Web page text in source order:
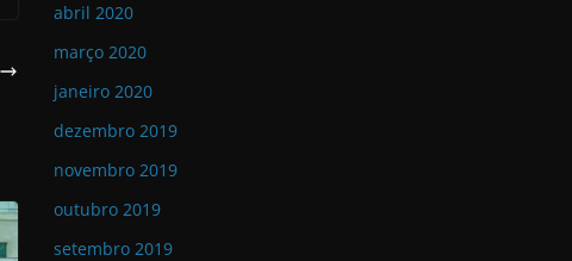
abril 2020
março 2020
janeiro 2020
dezembro 2019
novembro 2019
outubro 2019
setembro 2019